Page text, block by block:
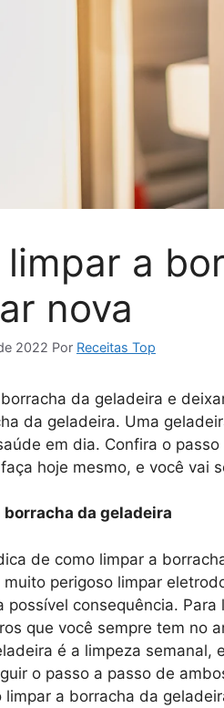
limpar a
nova
2022 Por Receitas Top
da geladeira e
da geladeira. Uma
em dia. Confira o
hoje mesmo, e você vai
borracha da geladeira
de como limpar a
perigoso limpar
possível consequência.
que você sempre tem no
é a limpeza semanal,
o passo a passo de
limpar a borracha da